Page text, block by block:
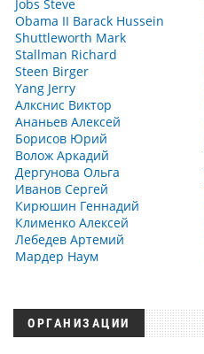
Jobs Steve
Obama II Barack Hussein
Shuttleworth Mark
Stallman Richard
Steen Birger
Yang Jerry
Алкснис Виктор
Ананьев Алексей
Борисов Юрий
Волож Аркадий
Дергунова Ольга
Иванов Сергей
Кирюшин Геннадий
Клименко Алексей
Лебедев Артемий
Мардер Наум
ОРГАНИЗАЦИИ